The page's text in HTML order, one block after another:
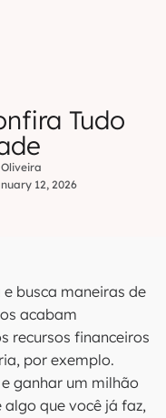
Tudo
12, 2026
busca maneiras de
acabam
recursos financeiros
por exemplo.
ganhar um milhão
que você já faz,